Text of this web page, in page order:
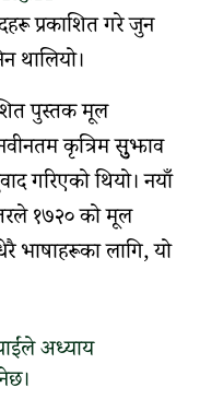
प्रकाशित गरे जुन
थालियो।
पुस्तक मूल
कृत्रिम सुुझाव
गरिएको थियो। नयाँ
१७२० को मूल
भाषाहरूका लागि, यो
अध्याय